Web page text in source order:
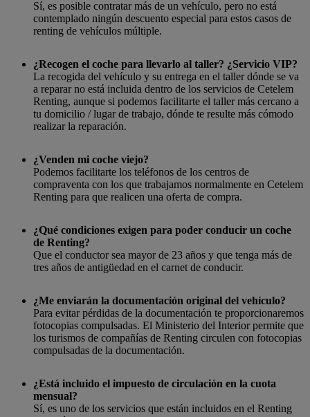
Sí, es posible contratar más de un vehículo, pero no está
contemplado ningún descuento especial para estos casos de
renting de vehículos múltiple.
¿Recogen el coche para llevarlo al taller? ¿Servicio VIP?
La recogida del vehículo y su entrega en el taller dónde se va
a reparar no está incluida dentro de los servicios de Cetelem
Renting, aunque si podemos facilitarte el taller más cercano a
tu domicilio / lugar de trabajo, dónde te resulte más cómodo
realizar la reparación.
¿Venden mi coche viejo?
Podemos facilitarte los teléfonos de los centros de
compraventa con los que trabajamos normalmente en Cetelem
Renting para que realicen una oferta de compra.
¿Qué condiciones exigen para poder conducir un coche
de Renting?
Que el conductor sea mayor de 23 años y que tenga más de
tres años de antigüedad en el carnet de conducir.
¿Me enviarán la documentación original del vehículo?
Para evitar pérdidas de la documentación te proporcionaremos
fotocopias compulsadas. El Ministerio del Interior permite que
los turismos de compañías de Renting circulen con fotocopias
compulsadas de la documentación.
¿Está incluido el impuesto de circulación en la cuota
mensual?
Sí, es uno de los servicios que están incluidos en el Renting